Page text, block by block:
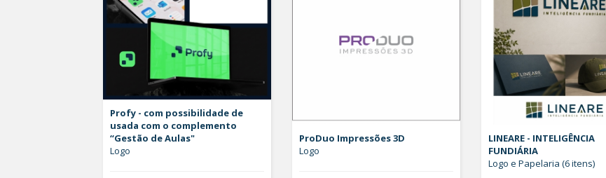
Profy - com possibilidade de
usada com o complemento
“Gestão de Aulas"
Logo
ProDuo Impressões 3D
Logo
LINEARE - INTELIGÊNCIA
FUNDIÁRIA
Logo e Papelaria (6 itens)